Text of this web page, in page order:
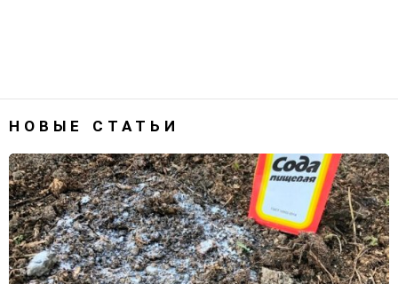
НОВЫЕ СТАТЬИ